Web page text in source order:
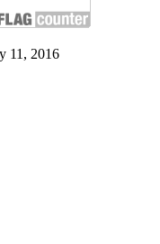
11, 2016